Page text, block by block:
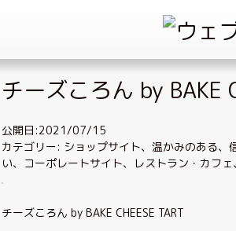
Skip
to
content
チーズころん by BAKE
公開日:2021/07/15
カテゴリー: ショップサイト、 温かみのある、
い、 コーポレートサイト、 レストラン・カフェ、
チーズころん by BAKE CHEESE TART